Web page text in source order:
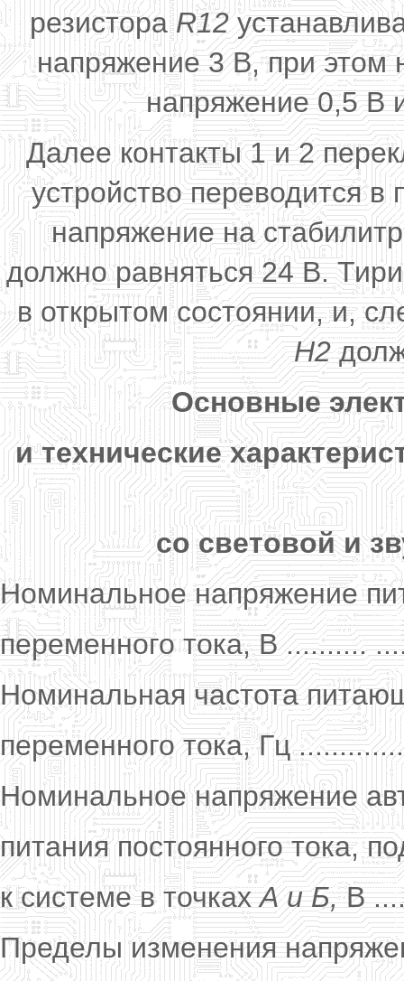
резистораR12
напряжение 3 В, при этом
напряжение 0,5 В
Далее контакты 1 и 2
устройство переводится
напряжение на
должно равняться 24 В.
в открытом состоянии, и,
Н2
Основные
и технические
со световой и
Номинальное напряжение
переменного тока, В ..........
Номинальная частота
переменного тока, Гц
Номинальное напряжение
питания постоянного тока,
к системе в точкахА и Б,В
Пределы изменения